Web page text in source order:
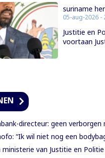
suriname
05-aug-2026 -
Justitie en
voortaan
directeur: geen verborgen motieven bij verkoop
“Ik wil niet nog een bodybag sturen naar
van Justitie en Politie verandert naar Justitie